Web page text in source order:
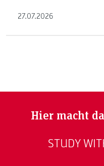
27.07.2026
Hier macht
STUDY